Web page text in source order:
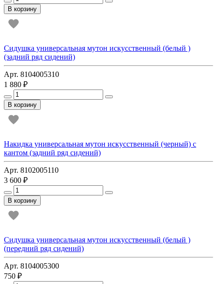
В корзину
Сидушка универсальная мутон искусственный (белый )
(задний ряд сидений)
Арт. 8104005310
1 880 ₽
В корзину
Накидка универсальная мутон искусственный (черный) с
кантом (задний ряд сидений)
Арт. 8102005110
3 600 ₽
В корзину
Сидушка универсальная мутон искусственный (белый )
(передний ряд сидений)
Арт. 8104005300
750 ₽